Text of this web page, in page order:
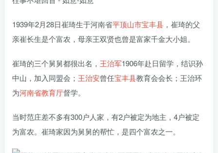
1939年2月28日崔琦生于河南省平顶山市宝丰县 ，崔琦的父
亲崔长生是个富农，母亲王双贤也曾是富家千金大小姐。
崔琦的三个舅舅都很出名， 王治军1906年赴日留学，结识孙
中山，加入同盟会； 王治安曾任宝丰县教育会会长；王治环
为河南省教育厅督学。
当时范庄差不多有300户人家，有2户被定为地主，4户被定
为富农。崔琦家因为舅舅的帮忙，是四个富农之一。